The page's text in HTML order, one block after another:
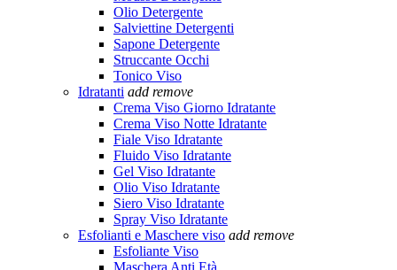
Olio Detergente
Salviettine Detergenti
Sapone Detergente
Struccante Occhi
Tonico Viso
Idratanti add remove
Crema Viso Giorno Idratante
Crema Viso Notte Idratante
Fiale Viso Idratante
Fluido Viso Idratante
Gel Viso Idratante
Olio Viso Idratante
Siero Viso Idratante
Spray Viso Idratante
Esfolianti e Maschere viso add remove
Esfoliante Viso
Maschera Anti Età